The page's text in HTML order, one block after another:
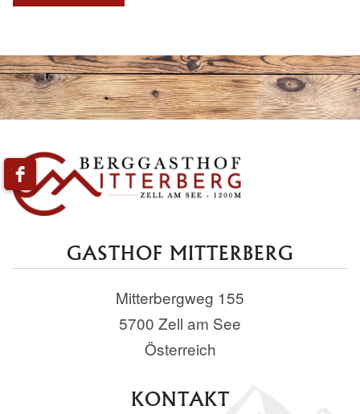
GASTHOF MITTERBERG
Mitterbergweg 155
5700 Zell am See
Österreich
KONTAKT